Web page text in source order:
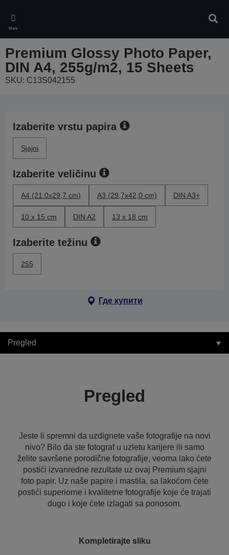
main
content
Meni
Premium Glossy Photo Paper,
DIN A4, 255g/m2, 15 Sheets
SKU: C13S042155
Izaberite vrstu papira
Sjajni
Izaberite veličinu
A4 (21.0x29,7 cm) A3 (29,7x42,0 cm) DIN A3+
10 x 15 cm DIN A2 13 x 18 cm
Izaberite težinu
255
Где купити
Pregled
Pregled
Jeste li spremni da uzdignete vaše fotografije na novi
nivo? Bilo da ste fotograf u uzletu karijere ili samo
želite savršene porodične fotografije, veoma lako ćete
postići izvanredne rezultate uz ovaj Premium sjajni
foto papir. Uz naše papire i mastila, sa lakoćom ćete
postići superiorne i kvalitetne fotografije koje će trajati
dugo i koje ćete izlagati sa ponosom.
Kompletirajte sliku